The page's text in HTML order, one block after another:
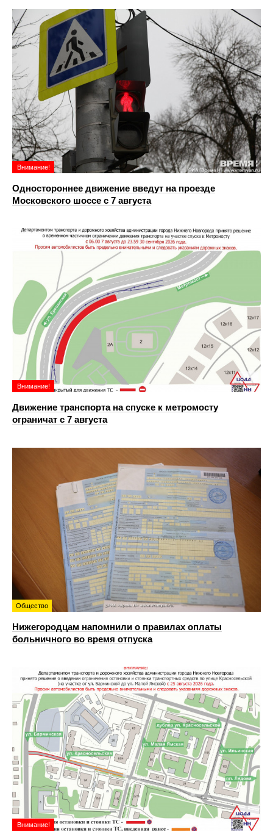
Внимание!
Одностороннее движение введут на проезде
Московского шоссе с 7 августа
Внимание!
Движение транспорта на спуске к метромосту
ограничат с 7 августа
Общество
Нижегородцам напомнили о правилах оплаты
больничного во время отпуска
Внимание!